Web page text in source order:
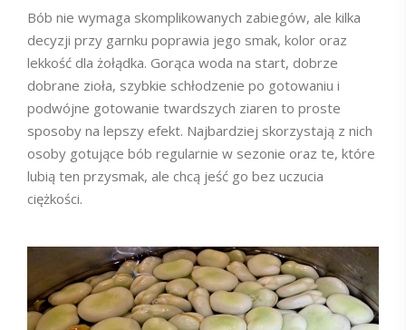
Bób nie wymaga skomplikowanych zabiegów, ale kilka
decyzji przy garnku poprawia jego smak, kolor oraz
lekkość dla żołądka. Gorąca woda na start, dobrze
dobrane zioła, szybkie schłodzenie po gotowaniu i
podwójne gotowanie twardszych ziaren to proste
sposoby na lepszy efekt. Najbardziej skorzystają z nich
osoby gotujące bób regularnie w sezonie oraz te, które
lubią ten przysmak, ale chcą jeść go bez uczucia
ciężkości.